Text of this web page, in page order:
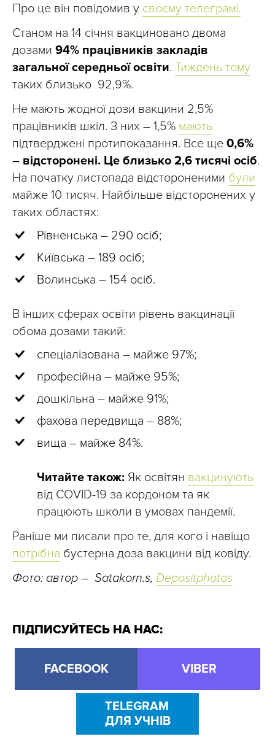
Про це він повідомив у своєму телеграмі.
Станом на 14 січня вакциновано двома
дозами 94% працівників закладів
загальної середньої освіти. Тиждень тому
таких близько 92,9%.
Не мають жодної дози вакцини 2,5%
працівників шкіл. З них – 1,5% мають
підтверджені протипоказання. Все ще 0,6%
– відсторонені. Це близько 2,6 тисячі осіб.
На початку листопада відстороненими були
майже 10 тисяч. Найбільше відсторонених у
таких областях:
Рівненська – 290 осіб;
Київська – 189 осіб;
Волинська – 154 осіб.
В інших сферах освіти рівень вакцинації
обома дозами такий:
спеціалізована – майже 97%;
професійна – майже 95%;
дошкільна – майже 91%;
фахова передвища – 88%;
вища – майже 84%.
Читайте також: Як освітян вакцинують
від COVID-19 за кордоном та як
працюють школи в умовах пандемії.
Раніше ми писали про те, для кого і навіщо
потрібна бустерна доза вакцини від ковіду.
Фото: автор – Satakorn.s, Depositphotos
ПІДПИСУЙТЕСЬ НА НАС:
FACEBOOK VIBER
TELEGRAM
ДЛЯ УЧНІВ